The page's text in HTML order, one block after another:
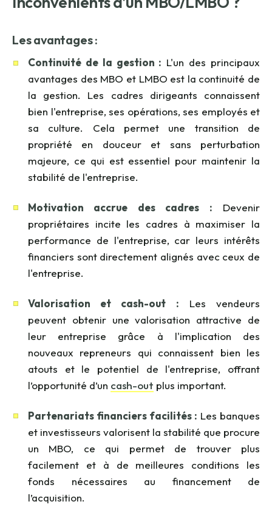
Les avantages :
Continuité de la gestion : L'un des principaux
avantages des MBO et LMBO est la continuité de
la gestion. Les cadres dirigeants connaissent
bien l'entreprise, ses opérations, ses employés et
sa culture. Cela permet une transition de
propriété en douceur et sans perturbation
majeure, ce qui est essentiel pour maintenir la
stabilité de l'entreprise.
Motivation accrue des cadres : Devenir
propriétaires incite les cadres à maximiser la
performance de l'entreprise, car leurs intérêts
financiers sont directement alignés avec ceux de
l'entreprise.
Valorisation et cash-out : Les vendeurs
peuvent obtenir une valorisation attractive de
leur entreprise grâce à l'implication des
nouveaux repreneurs qui connaissent bien les
atouts et le potentiel de l'entreprise, offrant
l’opportunité d’un cash-out plus important.
Partenariats financiers facilités : Les banques
et investisseurs valorisent la stabilité que procure
un MBO, ce qui permet de trouver plus
facilement et à de meilleures conditions les
fonds nécessaires au financement de
l’acquisition.